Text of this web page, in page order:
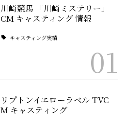
川崎競馬 「川崎ミステリー」
CM キャスティング 情報
キャスティング実績
01
リプトンイエローラベル TVC
M キャスティング